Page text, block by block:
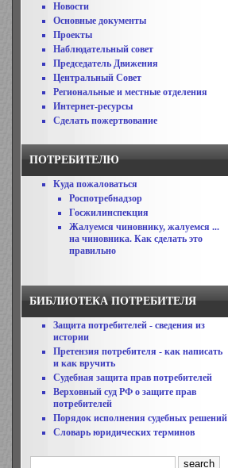
Новости
Основные документы
Проекты
Наблюдательный совет
Председатель Движения
Центральный Совет
Региональные и местные отделения
Интернет-ресурсы
Сделать пожертвование
ПОТРЕБИТЕЛЮ
Куда пожаловаться
Роспотребнадзор
Госжилинспекция
Жалуемся чиновнику, жалуемся ...
на чиновника. Как сделать это
правильно
БИБЛИОТЕКА ПОТРЕБИТЕЛЯ
Защита потребителей - сведения из
истории
Претензия потребителя - как написать
и как вручить
Судебная защита прав потребителей
Верховный суд РФ о защите прав
потребителей
Порядок исполнения судебных решений
Словарь юридических терминов